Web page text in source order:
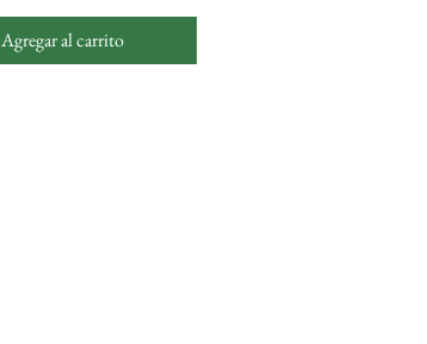
Agregar al carrito